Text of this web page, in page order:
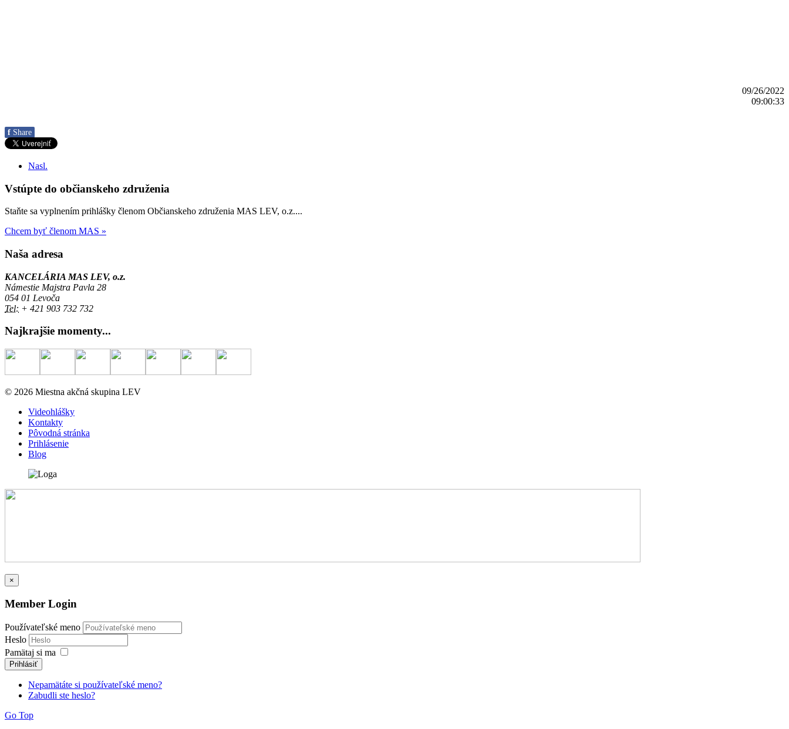
09/26/2022
09:00:33
f Share
Nasl.
Vstúpte do občianskeho združenia
Staňte sa vyplnením prihlášky členom Občianskeho združenia MAS LEV, o.z....
Chcem byť členom MAS »
Naša adresa
KANCELÁRIA MAS LEV, o.z.
Námestie Majstra Pavla 28
054 01 Levoča
Tel: + 421 903 732 732
Najkrajšie momenty...
© 2026 Miestna akčná skupina LEV
Videohlášky
Kontakty
Pôvodná stránka
Prihlásenie
Blog
×
Member Login
Používateľské meno
Heslo
Pamätaj si ma
Prihlásiť
Nepamätáte si používateľské meno?
Zabudli ste heslo?
Go Top